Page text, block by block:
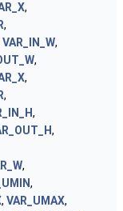
,
,
VAR_IN_W,
,
,
,
,
,
,
,
, VAR_UMAX,